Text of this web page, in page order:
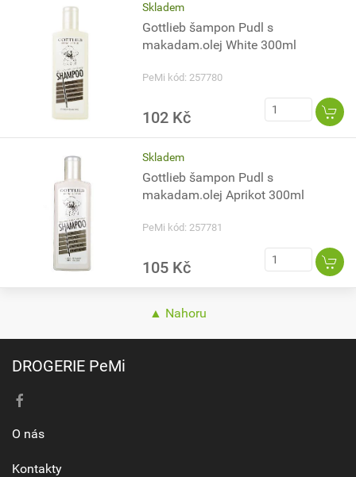
Skladem
Gottlieb šampon Pudl s
makadam.olej White 300ml
PeMi kód: 257780
102 Kč
Skladem
Gottlieb šampon Pudl s
makadam.olej Aprikot 300ml
PeMi kód: 257781
105 Kč
▲ Nahoru
DROGERIE PeMi
O nás
Kontakty